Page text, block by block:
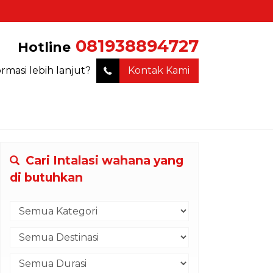
Hotline 081938894727
lebih lanjut? Kontak Kami
Cari Intalasi wahana yang
di butuhkan